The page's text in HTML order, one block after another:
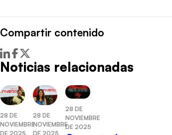
Compartir contenido
Noticias relacionadas
28 DE
NOVIEMBRE
DE 2025
28 DE
NOVIEMBRE
DE 2025
28 DE
NOVIEMBRE
DE 2025